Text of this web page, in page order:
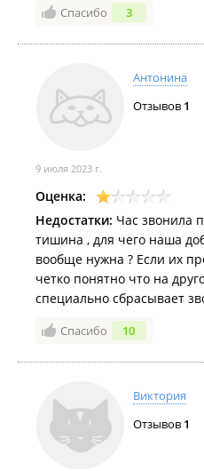
Спасибо 3
Антонина
Отзывов 1
9 июля 2023 г.
Оценка:
Недостатки: Час звонила
тишина , для чего наша
вообще нужна ? Если их
четко понятно что на
специально сбрасывает
Спасибо 10
Виктория
Отзывов 1